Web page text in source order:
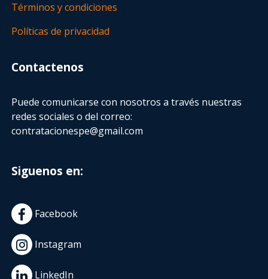
Términos y condiciones
Políticas de privacidad
Contactenos
Puede comunicarse con nosotros a través nuestras
redes sociales o del correo:
contratacionespe@gmail.com
Siguenos en:
Facebook
Instagram
LinkedIn